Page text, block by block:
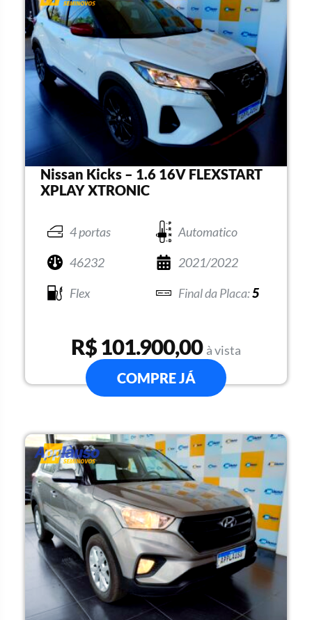
Nissan Kicks – 1.6 16V FLEXSTART
XPLAY XTRONIC
4 portas
Automatico
46232
2021/2022
Flex
5
R$ 101.900,00 à vista
COMPRE JÁ